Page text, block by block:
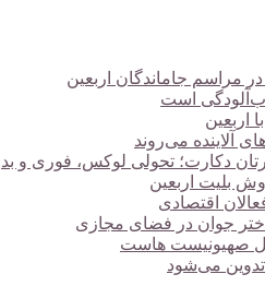
است
آلاینده می‌روند
دکارت؛ تحولی لوکس، فوری و
اقتصادی
جوان در فضای مجازی
صهیونیست هاست
می‌شود